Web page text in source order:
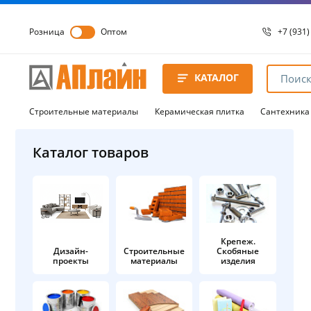
Розница Оптом +7
8 8172
8 8172
КАТАЛОГ
Строительные материалы Керамическая плитка Сантехника
Каталог товаров
Дизайн-
проекты
Строительные
материалы
Крепеж.
Скобяные
изделия